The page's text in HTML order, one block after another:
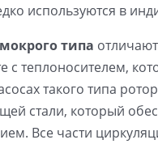
используются в
типа
с теплоносителем,
такого типа
стали, который
Все части